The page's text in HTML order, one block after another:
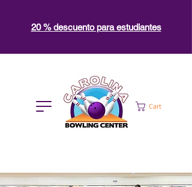
Cart
20 % descuento para estudiantes